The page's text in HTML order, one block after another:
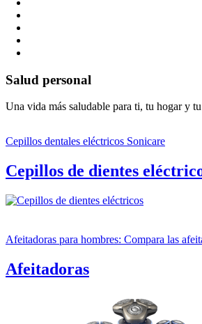
Salud personal
Una vida más saludable para ti, tu hogar y
Cepillos dentales eléctricos Sonicare
Cepillos de dientes
Afeitadoras para hombres: Compara las
Afeitadoras